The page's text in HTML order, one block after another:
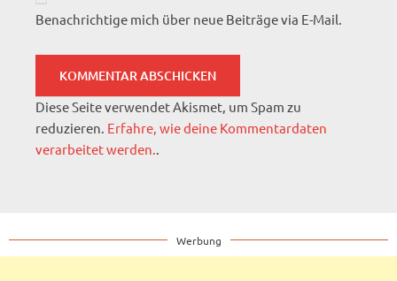
Benachrichtige mich über neue Beiträge via E-Mail.
Diese Seite verwendet Akismet, um Spam zu
reduzieren. Erfahre, wie deine Kommentardaten
verarbeitet werden..
Werbung